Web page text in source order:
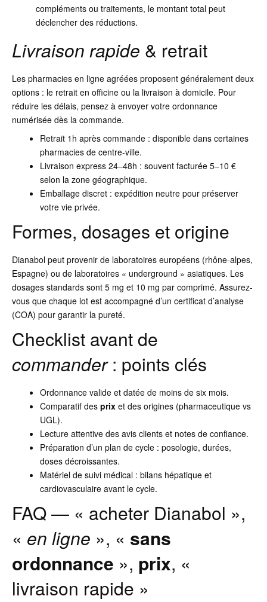
compléments ou traitements, le montant total peut
déclencher des réductions.
Livraison rapide & retrait
Les pharmacies en ligne agréées proposent généralement deux
options : le retrait en officine ou la livraison à domicile. Pour
réduire les délais, pensez à envoyer votre ordonnance
numérisée dès la commande.
Retrait 1h après commande : disponible dans certaines
pharmacies de centre-ville.
Livraison express 24–48h : souvent facturée 5–10 €
selon la zone géographique.
Emballage discret : expédition neutre pour préserver
votre vie privée.
Formes, dosages et origine
Dianabol peut provenir de laboratoires européens (rhône-alpes,
Espagne) ou de laboratoires « underground » asiatiques. Les
dosages standards sont 5 mg et 10 mg par comprimé. Assurez-
vous que chaque lot est accompagné d’un certificat d’analyse
(COA) pour garantir la pureté.
Checklist avant de
commander: points clés
Ordonnance valide et datée de moins de six mois.
Comparatif des prixet des origines (pharmaceutique vs
UGL).
Lecture attentive des avis clients et notes de confiance.
Préparation d’un plan de cycle : posologie, durées,
doses décroissantes.
Matériel de suivi médical : bilans hépatique et
cardiovasculaire avant le cycle.
FAQ — « acheter Dianabol »,
« en ligne », « sans
ordonnance », prix, «
livraison rapide »